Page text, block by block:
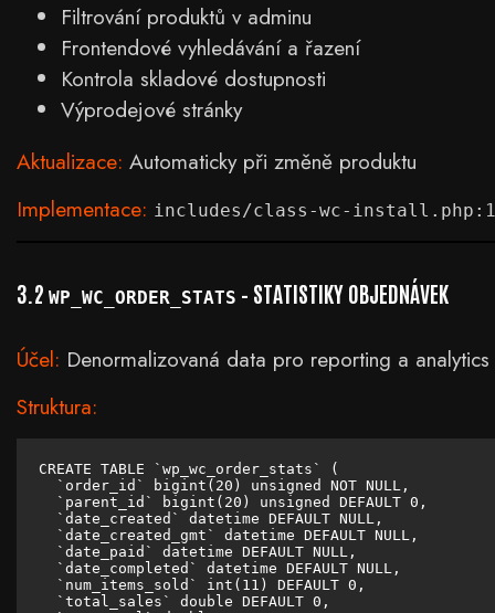
Filtrování produktů v adminu
Frontendové vyhledávání a řazení
Kontrola skladové dostupnosti
Výprodejové stránky
Aktualizace: Automaticky při změně produktu
Implementace: includes/class-wc-
3.2 WP_WC_ORDER_STATS – STATISTIKY OBJEDNÁVEK
Účel: Denormalizovaná data pro reporting a analytics
Struktura:
CREATE TABLE `wp_wc_order_stats` (
  `order_id` bigint(20) unsigned NOT NULL,
  `parent_id` bigint(20) unsigned DEFAULT 0,
  `date_created` datetime DEFAULT NULL,
  `date_created_gmt` datetime DEFAULT NULL,
  `date_paid` datetime DEFAULT NULL,
  `date_completed` datetime DEFAULT NULL,
  `num_items_sold` int(11) DEFAULT 0,
  `total_sales` double DEFAULT 0,